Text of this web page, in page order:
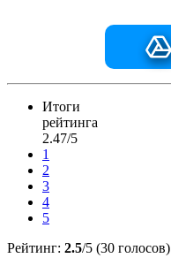
Итоги
рейтинга
2.47/5
1
2
3
4
5
Рейтинг: 2.5/5 (30 голосов)